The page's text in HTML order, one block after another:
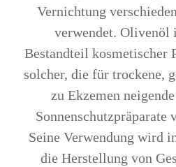
Vernichtung
verwendet. Olivenöl
Bestandteil kosmetischer
solcher, die für trockene,
zu Ekzemen
Sonnenschutzpräparate
Seine Verwendung wird
die Herstellung von